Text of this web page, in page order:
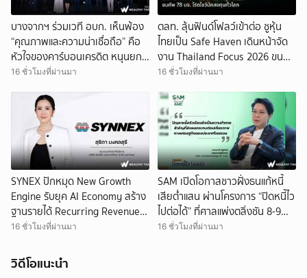
บางจากฯ ร่วมเวที อบก. เห็นพ้อง
“คุณภาพและความน่าเชื่อถือ” คือ
หัวใจของคาร์บอนเครดิต หนุนยก
ระดับตลาดคาร์บอนไทย
16 ชั่วโมงที่ผ่านมา
ตลท. ลุ้นฟันด์โฟลว์เข้าต่อ ชูหุ้น
ไทยเป็น Safe Haven เดินหน้าจัด
งาน Thailand Focus 2026 ขน
ทัพ 78 บจ. โรดโชว์นักลงทุนทั่วโลก
16 ชั่วโมงที่ผ่านมา
SYNEX ปักหมุด New Growth
Engine รับยุค AI Economy สร้าง
ฐานรายได้ Recurring Revenue
ขับเคลื่อนการเติบโตอย่างยั่งยืน
16 ชั่วโมงที่ผ่านมา
SAM เปิดโอกาสชาวฝั่งธนแก้หนี้
เสียต่ำแสน ผ่านโครงการ “ปิดหนี้ไว
ไปต่อได้” ที่ศาลแพ่งตลิ่งชัน 8-9
ส.ค.69
16 ชั่วโมงที่ผ่านมา
วิดีโอแนะนำ